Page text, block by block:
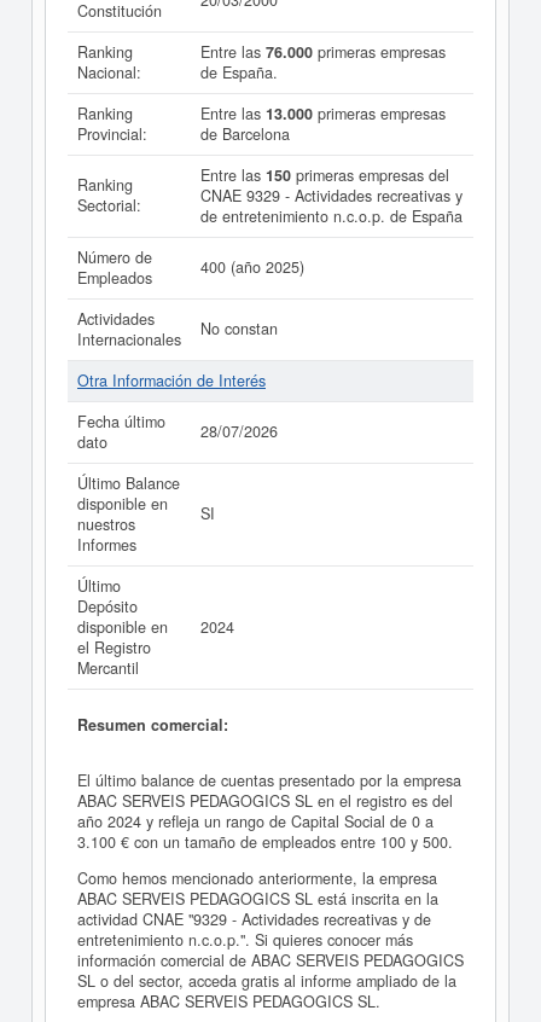
Constitución
Ranking
Nacional:
Entre las 76.000 primeras empresas
de España.
Ranking
Provincial:
Entre las 13.000 primeras empresas
de Barcelona
Ranking
Sectorial:
Entre las 150 primeras empresas del
CNAE 9329 - Actividades recreativas y
de entretenimiento n.c.o.p. de España
Número de
Empleados
400 (año 2025)
Actividades
Internacionales
No constan
Otra Información de Interés
Fecha último
dato
28/07/2026
Último Balance
disponible en
nuestros
Informes
SI
Último
Depósito
disponible en
el Registro
Mercantil
2024
Resumen comercial:
El último balance de cuentas presentado por la empresa
ABAC SERVEIS PEDAGOGICS SL en el registro es del
año 2024 y refleja un rango de Capital Social de 0 a
3.100 € con un tamaño de empleados entre 100 y 500.
Como hemos mencionado anteriormente, la empresa
ABAC SERVEIS PEDAGOGICS SL está inscrita en la
actividad CNAE "9329 - Actividades recreativas y de
entretenimiento n.c.o.p.". Si quieres conocer más
información comercial de ABAC SERVEIS PEDAGOGICS
SL o del sector, acceda gratis al informe ampliado de la
empresa ABAC SERVEIS PEDAGOGICS SL.